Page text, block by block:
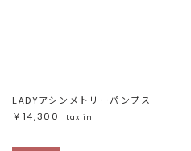
LADYアシンメトリーパンプス
￥14,300
tax in